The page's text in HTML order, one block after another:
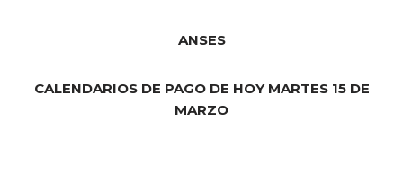
ANSES
CALENDARIOS DE PAGO DE HOY MARTES 15 DE
MARZO